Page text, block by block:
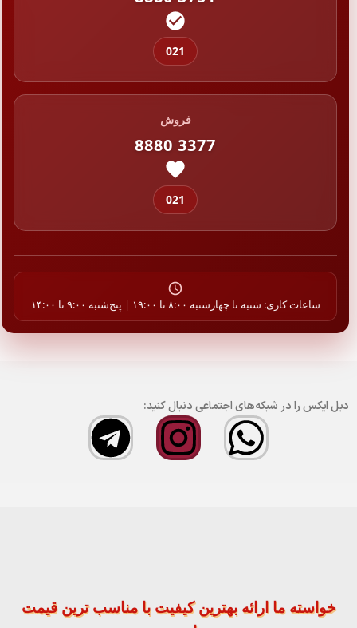
021
فروش
8880 3377
021
ساعات کاری: شنبه تا چهارشنبه ۸:۰۰ تا ۱۹:۰۰ | پنج‌شنبه ۹:۰۰ تا ۱۴:۰۰
دبل ایکس را در شبکه‌های اجتماعی دنبال کنید:
خواسته ما ارائه بهترین کیفیت با مناسب ترین قیمت